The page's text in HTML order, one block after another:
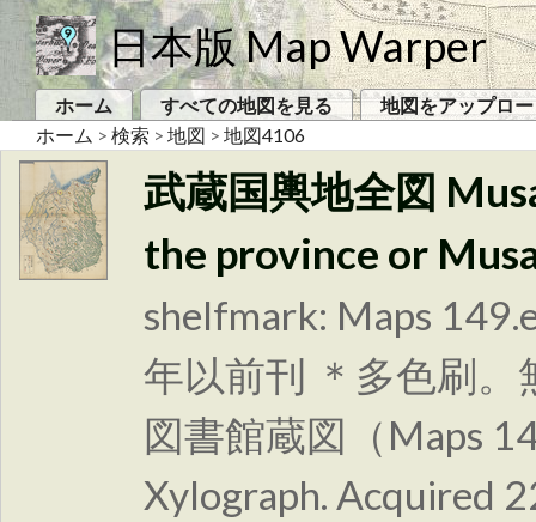
日本版 Map Warper
ホーム すべての地図を見る
地図をアップロ
ホーム > 検索 > 地図 > 地図4106
武蔵国輿地全図
the province or
shelfmark: Maps
年以前刊 ＊多色刷
図書館蔵図（Maps
Xylograph. Acquired